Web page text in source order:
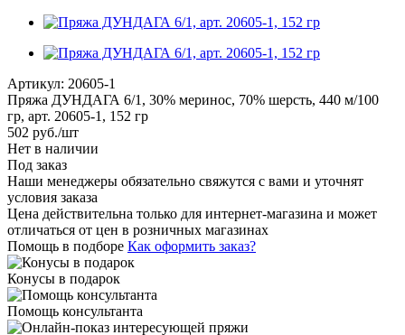
Артикул: 20605-1
Пряжа ДУНДАГА 6/1, 30% меринос, 70% шерсть, 440 м/100
гр, арт. 20605-1, 152 гр
502 руб./шт
Нет в наличии
Под заказ
Наши менеджеры обязательно свяжутся с вами и уточнят
условия заказа
Цена действительна только для интернет-магазина и может
отличаться от цен в розничных магазинах
Помощь в подборе Как оформить заказ?
Конусы в подарок
Помощь консультанта